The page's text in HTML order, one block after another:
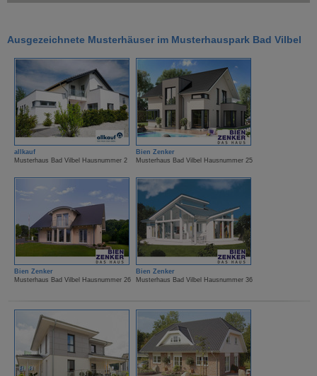
Ausgezeichnete Musterhäuser im Musterhauspark Bad Vilbel
allkauf
Musterhaus Bad Vilbel Hausnummer 2
Bien Zenker
Musterhaus Bad Vilbel Hausnummer 25
Bien Zenker
Musterhaus Bad Vilbel Hausnummer 26
Bien Zenker
Musterhaus Bad Vilbel Hausnummer 36